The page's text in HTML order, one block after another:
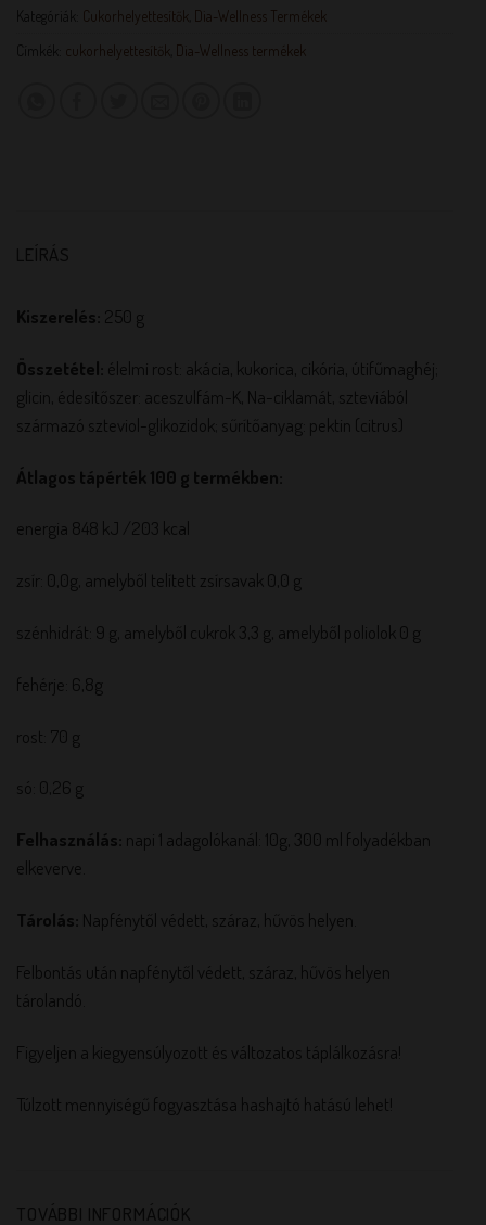
Kategóriák: Cukorhelyettesítők Dia-Wellness Termékek
Címkék: cukorhelyettesítők Dia-Wellness termékek
LEÍRÁS
Kiszerelés: 250 g
Összetétel: élelmi rost: akácia, kukorica, cikória, útifűmaghéj;
glicin, édesítőszer: aceszulfám-K, Na-ciklamát, szteviából
származó szteviol-glikozidok; sűrítőanyag: pektin (citrus)
Átlagos tápérték 100 g termékben:
energia 848 kJ /203 kcal
zsír: 0,0g, amelyből telített zsírsavak 0,0 g
szénhidrát: 9 g, amelyből cukrok 3,3 g, amelyből poliolok 0 g
fehérje: 6,8g
rost: 70 g
só: 0,26 g
Felhasználás: napi 1 adagolókanál: 10g, 300 ml folyadékban
elkeverve.
Tárolás: Napfénytől védett, száraz, hűvös helyen.
Felbontás után napfénytől védett, száraz, hűvös helyen
tárolandó.
Figyeljen a kiegyensúlyozott és változatos táplálkozásra!
Túlzott mennyiségű fogyasztása hashajtó hatású lehet!
TOVÁBBI INFORMÁCIÓK